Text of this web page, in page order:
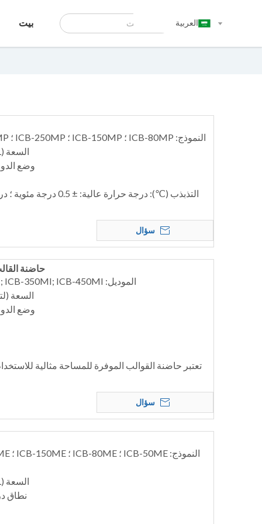
بيت العربية
النموذج: ICB-80MP ؛ ICB-150MP ؛ ICB-250MP ؛ ICB-350MP ؛ ICB-460MP
السعة (L): 80/150/250/350/460
وضع
سؤال
حاضنة القالب، 150/250/
الموديل: ICB-150MI; ICB-250MI; ICB-350MI; ICB-450MI
السعة (لتر) : 150 /
وضع
تعتبر حاضنة القوالب الموفرة للمساحة مثالية
سؤال
السعة (L): 80/150/250/350/460
نطاق